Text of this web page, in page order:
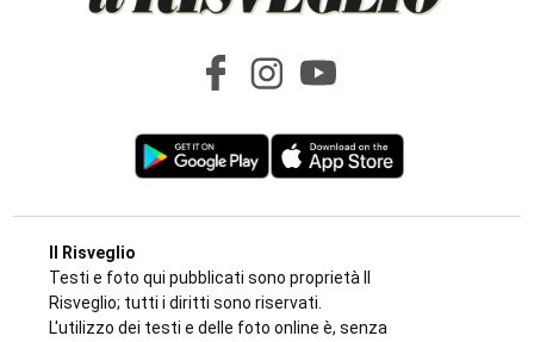
Il Risveglio
Testi e foto qui pubblicati sono proprietà Il
Risveglio; tutti i diritti sono riservati.
L'utilizzo dei testi e delle foto online è, senza